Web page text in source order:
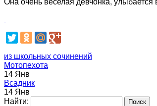
из школьных сочинений
Мотопехота
14 Янв
Всадник
14 Янв
Найти: